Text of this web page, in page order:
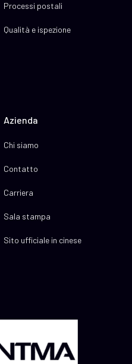
Processi postali
Qualità e ispezione
Azienda
Chi siamo
Contatto
Carriera
Sala stampa
Sito ufficiale in cinese